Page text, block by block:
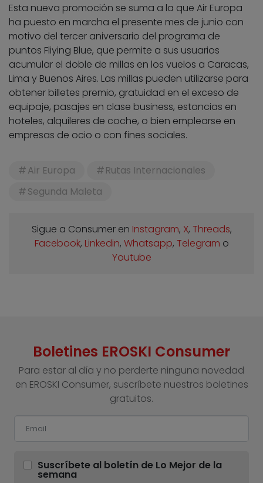
Esta nueva promoción se suma a la que Air Europa
ha puesto en marcha el presente mes de junio con
motivo del tercer aniversario del programa de
puntos Fliying Blue, que permite a sus usuarios
acumular el doble de millas en los vuelos a Caracas,
Lima y Buenos Aires. Las millas pueden utilizarse para
obtener billetes premio, gratuidad en el exceso de
equipaje, pasajes en clase business, estancias en
hoteles, alquileres de coche, o bien emplearse en
empresas de ocio o con fines sociales.
Air Europa
Rutas Internacionales
Segunda Maleta
Sigue a Consumer en Instagram, X, Threads,
Facebook, Linkedin, Whatsapp, Telegram o
Youtube
Boletines EROSKI Consumer
Para estar al día y no perderte ninguna novedad
en EROSKI Consumer, suscríbete nuestros boletines
gratuitos.
Suscríbete al boletín de Lo Mejor de la
semana